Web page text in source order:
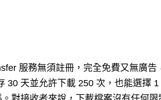
服務無須註冊，完全免費又無廣
30 天並允許下載 250 次，也能選擇